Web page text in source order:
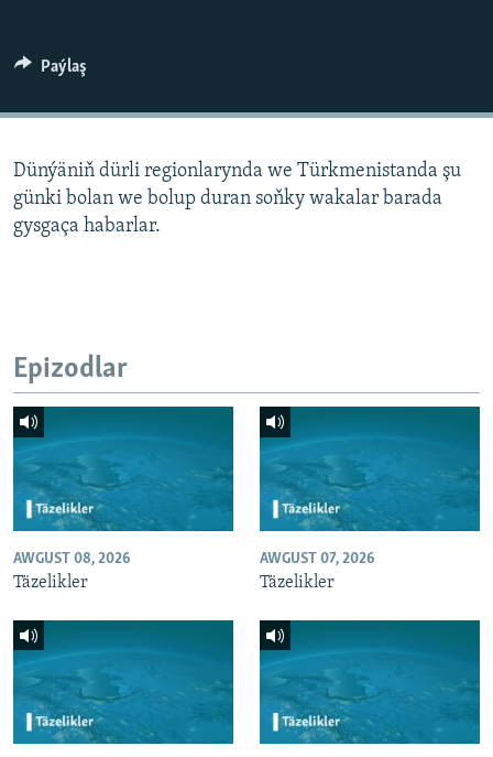
Paýlaş
Dünýäniň dürli regionlarynda we Türkmenistanda şu
günki bolan we bolup duran soňky wakalar barada
gysgaça habarlar.
Epizodlar
AWGUST 08, 2026
Täzelikler
AWGUST 07, 2026
Täzelikler